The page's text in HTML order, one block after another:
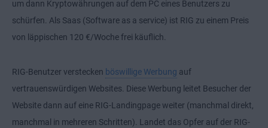
um dann Kryptowährungen auf dem PC eines Benutzers zu
schürfen. Als Saas (Software as a service) ist RIG zu einem Preis
von läppischen 120 €/Woche frei käuflich.
RIG-Benutzer verstecken böswillige Werbung auf
vertrauenswürdigen Websites. Diese Werbung leitet Besucher der
Website dann auf eine RIG-Landingpage weiter (manchmal direkt,
manchmal in mehreren Schritten). Landet das Opfer auf der RIG-